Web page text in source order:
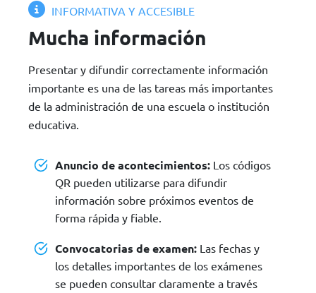
INFORMATIVA Y ACCESIBLE
Mucha información
Presentar y difundir correctamente información
importante es una de las tareas más importantes
de la administración de una escuela o institución
educativa.
Anuncio de acontecimientos: Los códigos
QR pueden utilizarse para difundir
información sobre próximos eventos de
forma rápida y fiable.
Convocatorias de examen: Las fechas y
los detalles importantes de los exámenes
se pueden consultar claramente a través